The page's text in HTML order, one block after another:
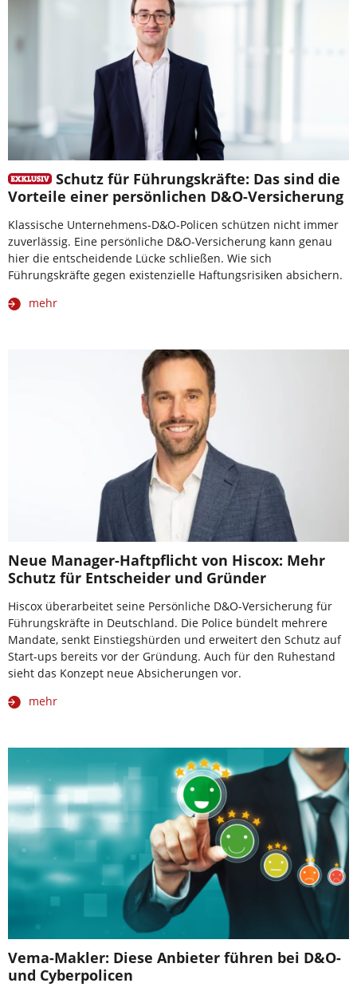
Schutz für Führungskräfte: Das sind die
Vorteile einer persönlichen D&O-Versicherung
Klassische Unternehmens-D&O-Policen schützen nicht immer
zuverlässig. Eine persönliche D&O-Versicherung kann genau
hier die entscheidende Lücke schließen. Wie sich
Führungskräfte gegen existenzielle Haftungsrisiken absichern.
mehr
Neue Manager-Haftpflicht von Hiscox: Mehr
Schutz für Entscheider und Gründer
Hiscox überarbeitet seine Persönliche D&O-Versicherung für
Führungskräfte in Deutschland. Die Police bündelt mehrere
Mandate, senkt Einstiegshürden und erweitert den Schutz auf
Start-ups bereits vor der Gründung. Auch für den Ruhestand
sieht das Konzept neue Absicherungen vor.
mehr
Vema-Makler: Diese Anbieter führen bei D&O-
und Cyberpolicen